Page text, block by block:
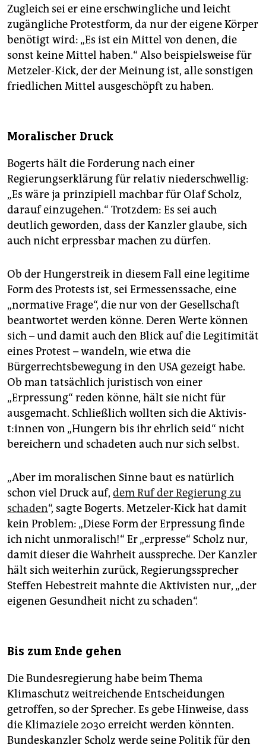
Zugleich sei er eine erschwingliche und leicht
zugängliche Protestform, da nur der eigene Körper
benötigt wird: „Es ist ein Mittel von denen, die
sonst keine Mittel haben.“ Also beispielsweise für
Metzeler-Kick, der der Meinung ist, alle sonstigen
friedlichen Mittel ausgeschöpft zu haben.
Moralischer Druck
Bogerts hält die Forderung nach einer
Regierungserklärung für relativ niederschwellig:
„Es wäre ja prinzipiell machbar für Olaf Scholz,
darauf einzugehen.“ Trotzdem: Es sei auch
deutlich geworden, dass der Kanzler glaube, sich
auch nicht erpressbar machen zu dürfen.
Ob der Hungerstreik in diesem Fall eine legitime
Form des Protests ist, sei Ermessenssache, eine
„normative Frage“, die nur von der Gesellschaft
beantwortet werden könne. Deren Werte können
sich – und damit auch den Blick auf die Legitimität
eines Protest – wandeln, wie etwa die
Bürgerrechtsbewegung in den USA gezeigt habe.
Ob man tatsächlich juristisch von einer
„Erpressung“ reden könne, hält sie nicht für
ausgemacht. Schließlich wollten sich die Ak­ti­vis­
t:in­nen von „Hungern bis ihr ehrlich seid“ nicht
bereichern und schadeten auch nur sich selbst.
„Aber im moralischen Sinne baut es natürlich
schon viel Druck auf, dem Ruf der Regierung zu
schaden“, sagte Bogerts. Metzeler-Kick hat damit
kein Problem: „Diese Form der Erpressung finde
ich nicht unmoralisch!“ Er „erpresse“ Scholz nur,
damit dieser die Wahrheit ausspreche. Der Kanzler
hält sich weiterhin zurück, Regierungssprecher
Steffen Hebestreit mahnte die Aktivisten nur, „der
eigenen Gesundheit nicht zu schaden“.
Bis zum Ende gehen
Die Bundesregierung habe beim Thema
Klimaschutz weitreichende Entscheidungen
getroffen, so der Sprecher. Es gebe Hinweise, dass
die Klimaziele 2030 erreicht werden könnten.
Bundeskanzler Scholz werde seine Politik für den